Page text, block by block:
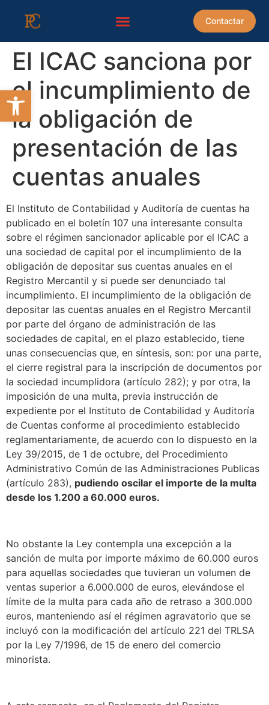
Abrir barra de herramientas
Contactar
El ICAC sanciona por
el incumplimiento de
la obligación de
presentación de las
cuentas anuales
El Instituto de Contabilidad y Auditoría de cuentas ha
publicado en el boletín 107 una interesante consulta
sobre el régimen sancionador aplicable por el ICAC a
una sociedad de capital por el incumplimiento de la
obligación de depositar sus cuentas anuales en el
Registro Mercantil y si puede ser denunciado tal
incumplimiento. El incumplimiento de la obligación de
depositar las cuentas anuales en el Registro Mercantil
por parte del órgano de administración de las
sociedades de capital, en el plazo establecido, tiene
unas consecuencias que, en síntesis, son: por una parte,
el cierre registral para la inscripción de documentos por
la sociedad incumplidora (artículo 282); y por otra, la
imposición de una multa, previa instrucción de
expediente por el Instituto de Contabilidad y Auditoría
de Cuentas conforme al procedimiento establecido
reglamentariamente, de acuerdo con lo dispuesto en la
Ley 39/2015, de 1 de octubre, del Procedimiento
Administrativo Común de las Administraciones Publicas
(artículo 283), pudiendo oscilar el importe de la multa
desde los 1.200 a 60.000 euros.
No obstante la Ley contempla una excepción a la
sanción de multa por importe máximo de 60.000 euros
para aquellas sociedades que tuvieran un volumen de
ventas superior a 6.000.000 de euros, elevándose el
límite de la multa para cada año de retraso a 300.000
euros, manteniendo así el régimen agravatorio que se
incluyó con la modificación del artículo 221 del TRLSA
por la Ley 7/1996, de 15 de enero del comercio
minorista.